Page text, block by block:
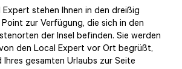
Expert stehen Ihnen in den dreißig
zur Verfügung, die sich in den
der Insel befinden. Sie werden
den Local Expert vor Ort begrüßt,
Ihres gesamten Urlaubs zur Seite